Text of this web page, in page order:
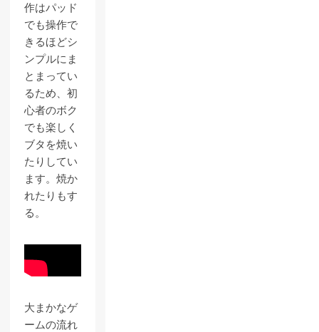
作はパッド
でも操作で
きるほどシ
ンプルにま
とまってい
るため、初
心者のボク
でも楽しく
ブタを焼い
たりしてい
ます。焼か
れたりもす
る。
大まかなゲ
ームの流れ